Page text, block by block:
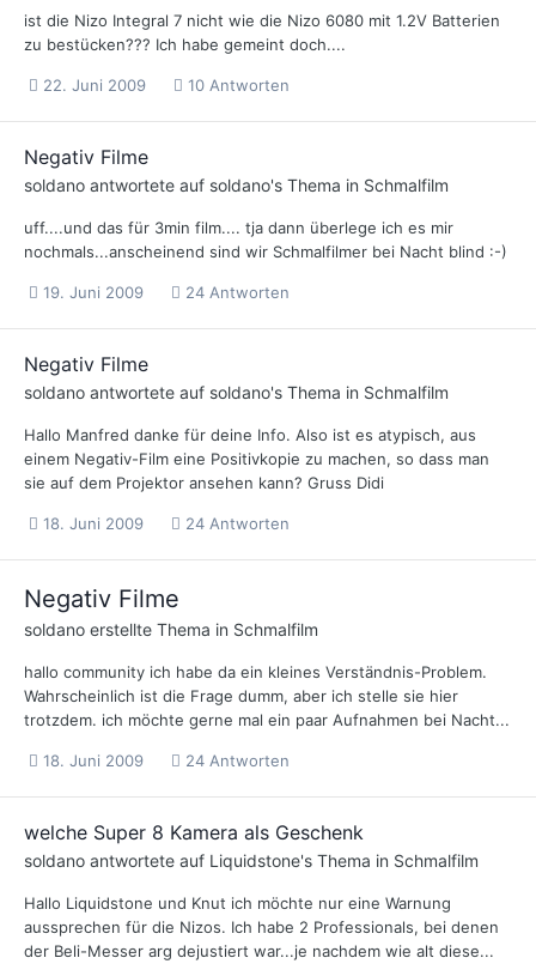
ist die Nizo Integral 7 nicht wie die Nizo 6080 mit 1.2V Batterien
zu bestücken??? Ich habe gemeint doch....
22. Juni 2009 10 Antworten
Negativ Filme
soldano antwortete auf soldano's Thema in Schmalfilm
uff....und das für 3min film.... tja dann überlege ich es mir
nochmals...anscheinend sind wir Schmalfilmer bei Nacht blind :-)
19. Juni 2009 24 Antworten
Negativ Filme
soldano antwortete auf soldano's Thema in Schmalfilm
Hallo Manfred danke für deine Info. Also ist es atypisch, aus
einem Negativ-Film eine Positivkopie zu machen, so dass man
sie auf dem Projektor ansehen kann? Gruss Didi
18. Juni 2009 24 Antworten
Negativ Filme
soldano erstellte Thema in Schmalfilm
hallo community ich habe da ein kleines Verständnis-Problem.
Wahrscheinlich ist die Frage dumm, aber ich stelle sie hier
trotzdem. ich möchte gerne mal ein paar Aufnahmen bei Nacht...
18. Juni 2009 24 Antworten
welche Super 8 Kamera als Geschenk
soldano antwortete auf Liquidstone's Thema in Schmalfilm
Hallo Liquidstone und Knut ich möchte nur eine Warnung
aussprechen für die Nizos. Ich habe 2 Professionals, bei denen
der Beli-Messer arg dejustiert war...je nachdem wie alt diese...